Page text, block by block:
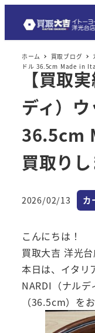
ホーム 買取ブログ
ドル 36.5cm Made in
【買取
ディ）
36.5cm
買取りし
投稿日
2026/02/13 カ
カ
こんにちは！
買取大吉 洋光
本日は、イタリ
NARDI（ナル
（36.5cm）を